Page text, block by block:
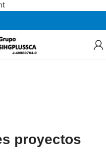
proyectos